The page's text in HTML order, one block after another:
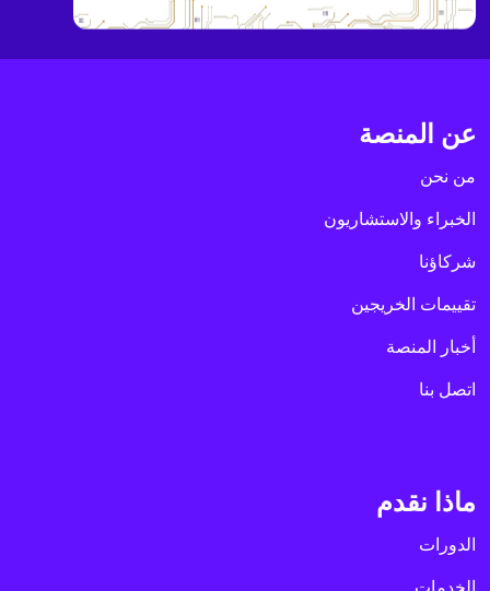
عن المنصة
من نحن
الخبراء والاستشاريون
شركاؤنا
تقييمات الخريجين
أخبار المنصة
اتصل بنا
ماذا نقدم
الدورات